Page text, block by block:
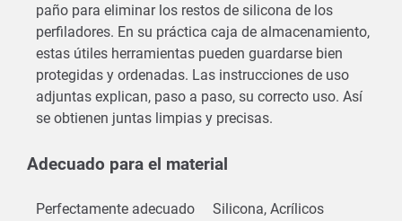
paño para eliminar los restos de silicona de los
perfiladores. En su práctica caja de almacenamiento,
estas útiles herramientas pueden guardarse bien
protegidas y ordenadas. Las instrucciones de uso
adjuntas explican, paso a paso, su correcto uso. Así
se obtienen juntas limpias y precisas.
Adecuado para el material
Perfectamente adecuado Silicona, Acrílicos